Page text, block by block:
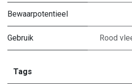
Bewaarpotentieel
Gebruik Rood
Tags